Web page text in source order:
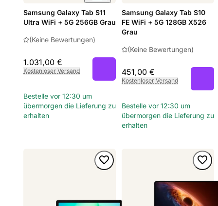
Samsung Galaxy Tab S11
Ultra WiFi + 5G 256GB Grau
(Keine Bewertungen)
1.031,00 €
Kostenloser Versand
Bestelle vor 12:30 um
übermorgen die Lieferung zu
erhalten
Samsung Galaxy Tab S10
FE WiFi + 5G 128GB X526
Grau
(Keine Bewertungen)
451,00 €
Kostenloser Versand
Bestelle vor 12:30 um
übermorgen die Lieferung zu
erhalten